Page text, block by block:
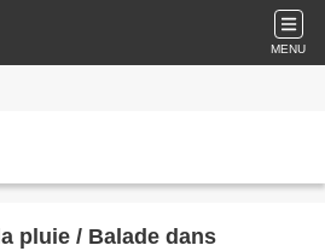
MENU
pluie / Balade dans